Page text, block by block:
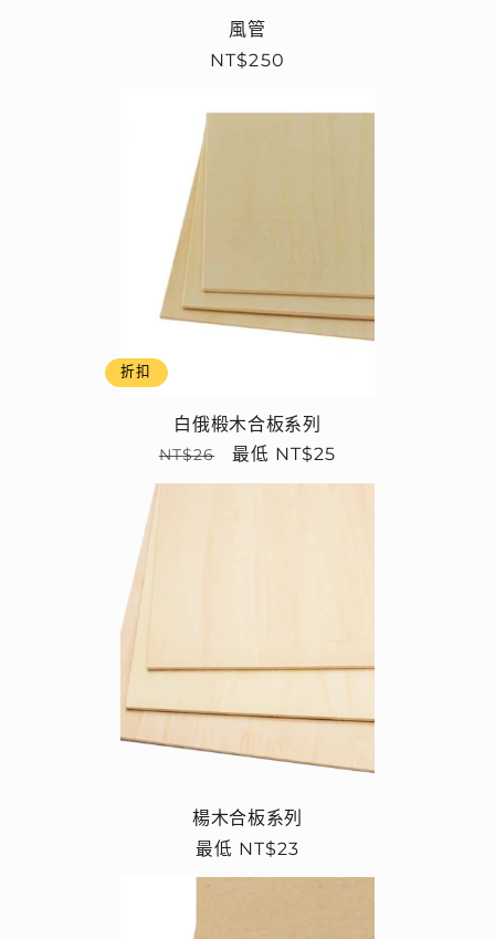
風管
定
NT$250
折扣
白俄椴木合板系列
定
NT$26
售
最低 NT$25
楊木合板系列
定
最低 NT$23